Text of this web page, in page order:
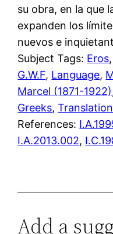
su obra, en la que
expanden los
nuevos e
Subject Tags: Eros,
G.W.F, Language,
Marcel (1871-1922)
Greeks, Translation
References:
I.A.2013.002,
Add a